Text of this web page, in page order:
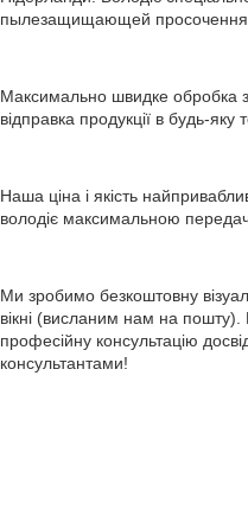
пылезащищающей
Максимально швидке обробка
відправка продукції в будь-яку
Наша ціна і якість
володіє максимальною
Ми зробимо безкоштовну
вікні (висланим нам на
професійну консультацію
консультантами!